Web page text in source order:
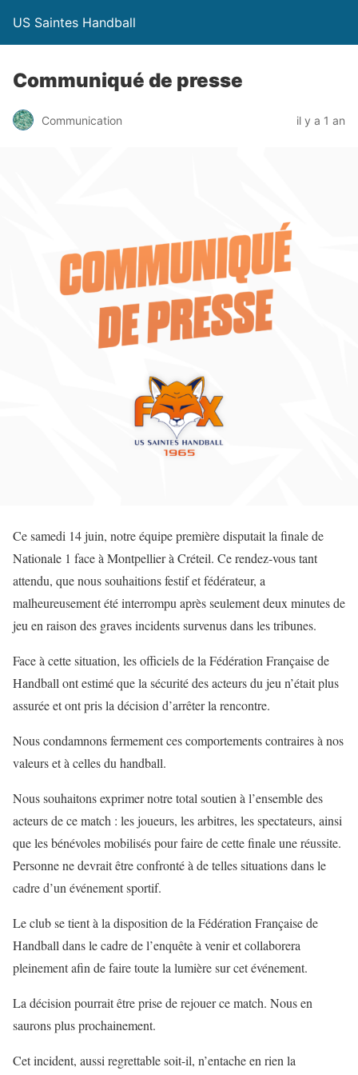
US Saintes Handball
Communiqué de presse
Communication il y a 1 an
Ce samedi 14 juin, notre équipe première disputait la finale de
Nationale 1 face à Montpellier à Créteil. Ce rendez-vous tant
attendu, que nous souhaitions festif et fédérateur, a
malheureusement été interrompu après seulement deux minutes de
jeu en raison des graves incidents survenus dans les tribunes.
Face à cette situation, les officiels de la Fédération Française de
Handball ont estimé que la sécurité des acteurs du jeu n’était plus
assurée et ont pris la décision d’arrêter la rencontre.
Nous condamnons fermement ces comportements contraires à nos
valeurs et à celles du handball.
Nous souhaitons exprimer notre total soutien à l’ensemble des
acteurs de ce match : les joueurs, les arbitres, les spectateurs, ainsi
que les bénévoles mobilisés pour faire de cette finale une réussite.
Personne ne devrait être confronté à de telles situations dans le
cadre d’un événement sportif.
Le club se tient à la disposition de la Fédération Française de
Handball dans le cadre de l’enquête à venir et collaborera
pleinement afin de faire toute la lumière sur cet événement.
La décision pourrait être prise de rejouer ce match. Nous en
saurons plus prochainement.
Cet incident, aussi regrettable soit-il, n’entache en rien la